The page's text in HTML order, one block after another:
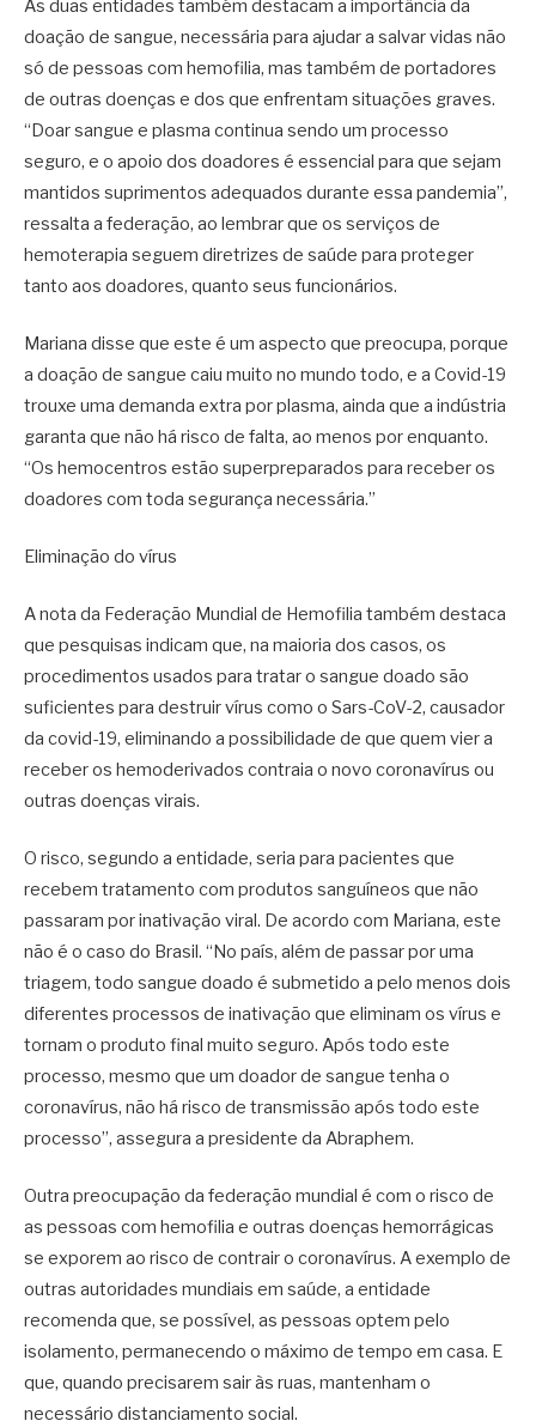
As duas entidades também destacam a importância da
doação de sangue, necessária para ajudar a salvar vidas não
só de pessoas com hemofilia, mas também de portadores
de outras doenças e dos que enfrentam situações graves.
“Doar sangue e plasma continua sendo um processo
seguro, e o apoio dos doadores é essencial para que sejam
mantidos suprimentos adequados durante essa pandemia”,
ressalta a federação, ao lembrar que os serviços de
hemoterapia seguem diretrizes de saúde para proteger
tanto aos doadores, quanto seus funcionários.
Mariana disse que este é um aspecto que preocupa, porque
a doação de sangue caiu muito no mundo todo, e a Covid-19
trouxe uma demanda extra por plasma, ainda que a indústria
garanta que não há risco de falta, ao menos por enquanto.
“Os hemocentros estão superpreparados para receber os
doadores com toda segurança necessária.”
Eliminação do vírus
A nota da Federação Mundial de Hemofilia também destaca
que pesquisas indicam que, na maioria dos casos, os
procedimentos usados para tratar o sangue doado são
suficientes para destruir vírus como o Sars-CoV-2, causador
da covid-19, eliminando a possibilidade de que quem vier a
receber os hemoderivados contraia o novo coronavírus ou
outras doenças virais.
O risco, segundo a entidade, seria para pacientes que
recebem tratamento com produtos sanguíneos que não
passaram por inativação viral. De acordo com Mariana, este
não é o caso do Brasil. “No país, além de passar por uma
triagem, todo sangue doado é submetido a pelo menos dois
diferentes processos de inativação que eliminam os vírus e
tornam o produto final muito seguro. Após todo este
processo, mesmo que um doador de sangue tenha o
coronavírus, não há risco de transmissão após todo este
processo”, assegura a presidente da Abraphem.
Outra preocupação da federação mundial é com o risco de
as pessoas com hemofilia e outras doenças hemorrágicas
se exporem ao risco de contrair o coronavírus. A exemplo de
outras autoridades mundiais em saúde, a entidade
recomenda que, se possível, as pessoas optem pelo
isolamento, permanecendo o máximo de tempo em casa. E
que, quando precisarem sair às ruas, mantenham o
necessário distanciamento social.